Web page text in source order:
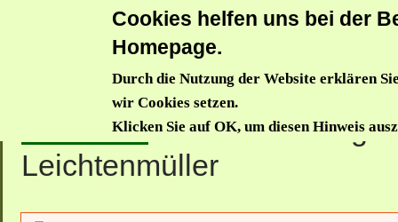
Cookies helfen uns bei der
Homepage.
Durch die Nutzung der Website erklären
wir Cookies setzen.
Klicken Sie auf OK, um diesen Hinweis
Trägerverein Waldkindergarten
Startseite >>
Leichtenmüller